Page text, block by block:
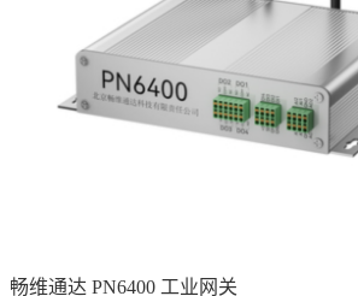
畅维通达 PN6400 工业网关